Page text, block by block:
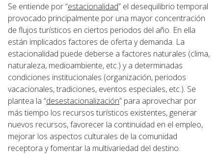
Se entiende por “estacionalidad” el desequilibrio temporal
provocado principalmente por una mayor concentración
de flujos turísticos en ciertos periodos del año. En ella
están implicados factores de oferta y demanda. La
estacionalidad puede deberse a factores naturales (clima,
naturaleza, medioambiente, etc.) y a determinadas
condiciones institucionales (organización, periodos
vacacionales, tradiciones, eventos especiales, etc.). Se
plantea la “desestacionalización” para aprovechar por
más tiempo los recursos turísticos existentes, generar
nuevos recursos, favorecer la continuidad en el empleo,
mejorar los aspectos culturales de la comunidad
receptora y fomentar la multivariedad del destino.